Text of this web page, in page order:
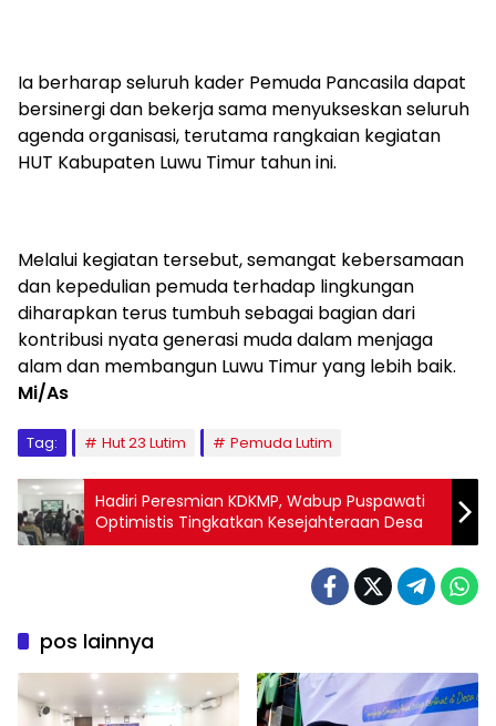
Ia berharap seluruh kader Pemuda Pancasila dapat
bersinergi dan bekerja sama menyukseskan seluruh
agenda organisasi, terutama rangkaian kegiatan
HUT Kabupaten Luwu Timur tahun ini.
Melalui kegiatan tersebut, semangat kebersamaan
dan kepedulian pemuda terhadap lingkungan
diharapkan terus tumbuh sebagai bagian dari
kontribusi nyata generasi muda dalam menjaga
alam dan membangun Luwu Timur yang lebih baik.
Mi/As
Tag: Hut 23 Lutim Pemuda Lutim
Hadiri Peresmian KDKMP, Wabup Puspawati
Optimistis Tingkatkan Kesejahteraan Desa
pos lainnya